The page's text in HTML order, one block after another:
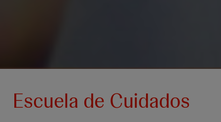
Escuela de Cuidados